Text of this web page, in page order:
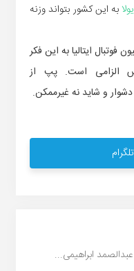
به این کشور بتواند وزنه
فوتبال ایتالیا به این فکر
الزامی است. پپ از
و شاید نه غیرممکن.
ابراهیمی...